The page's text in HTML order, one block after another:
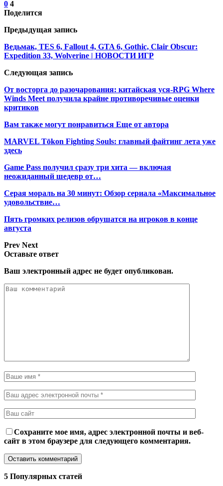
0 4
Поделится
Предыдущая запись
Ведьмак, TES 6, Fallout 4, GTA 6, Gothic, Clair Obscur:
Expedition 33, Wolverine | НОВОСТИ ИГР
Следующая запись
От восторга до разочарования: китайская уся-RPG Where
Winds Meet получила крайне противоречивые оценки
критиков
Вам также могут понравиться Еще от автора
MARVEL Tōkon Fighting Souls: главный файтинг лета уже
здесь
Game Pass получил сразу три хита — включая
неожиданный шедевр от…
Серая мораль на 30 минут: Обзор сериала «Максимальное
удовольствие…
Пять громких релизов обрушатся на игроков в конце
августа
Prev Next
Оставьте ответ
Ваш электронный адрес не будет опубликован.
Сохраните мое имя, адрес электронной почты и веб-
сайт в этом браузере для следующего комментария.
5 Популярных статей